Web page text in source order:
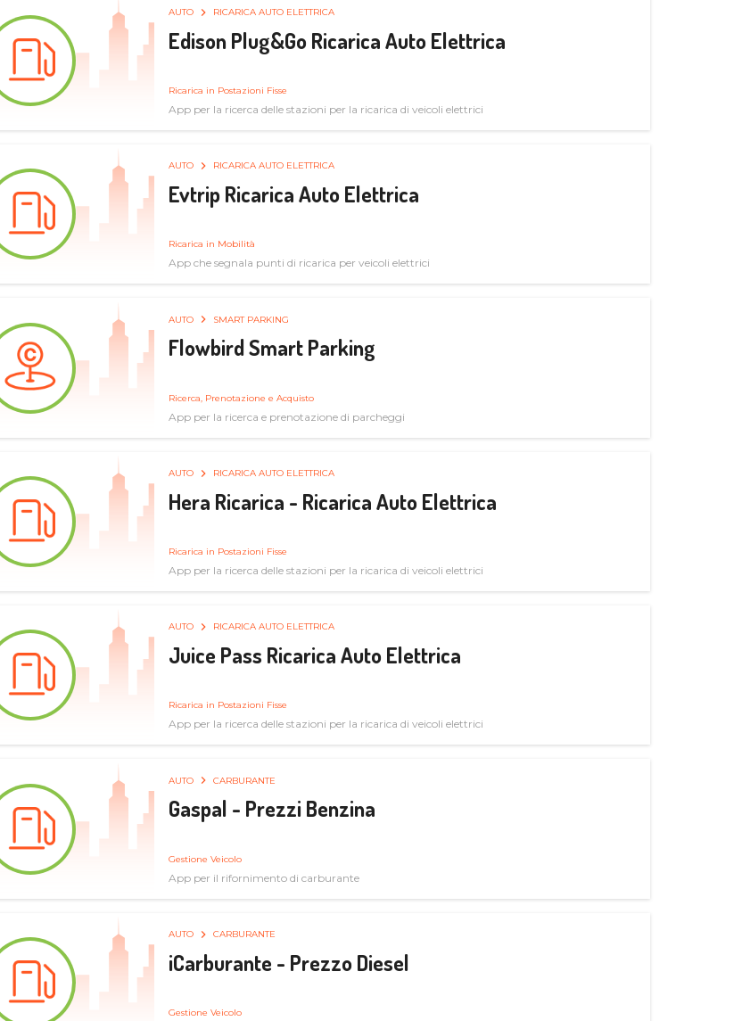
AUTO RICARICA AUTO ELETTRICA
Edison Plug&Go Ricarica Auto Elettrica
Ricarica in Postazioni Fisse
App per la ricerca delle stazioni per la ricarica di veicoli elettrici
AUTO RICARICA AUTO ELETTRICA
Evtrip Ricarica Auto Elettrica
Ricarica in Mobilità
App che segnala punti di ricarica per veicoli elettrici
AUTO SMART PARKING
Flowbird Smart Parking
Ricerca, Prenotazione e Acquisto
App per la ricerca e prenotazione di parcheggi
AUTO RICARICA AUTO ELETTRICA
Hera Ricarica - Ricarica Auto Elettrica
Ricarica in Postazioni Fisse
App per la ricerca delle stazioni per la ricarica di veicoli elettrici
AUTO RICARICA AUTO ELETTRICA
Juice Pass Ricarica Auto Elettrica
Ricarica in Postazioni Fisse
App per la ricerca delle stazioni per la ricarica di veicoli elettrici
AUTO CARBURANTE
Gaspal - Prezzi Benzina
Gestione Veicolo
App per il rifornimento di carburante
AUTO CARBURANTE
iCarburante - Prezzo Diesel
Gestione Veicolo